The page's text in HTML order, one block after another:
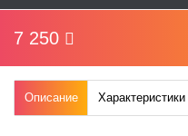
7 250
Описание Характеристики